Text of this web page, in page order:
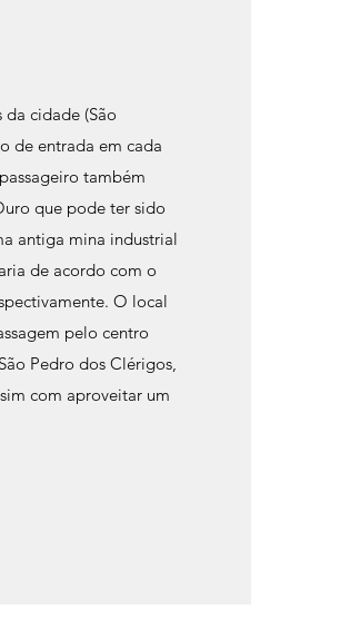
da cidade (São
de entrada em cada
também
que pode ter sido
antiga mina industrial
de acordo com o
O local
pelo centro
Pedro dos Clérigos,
com aproveitar um